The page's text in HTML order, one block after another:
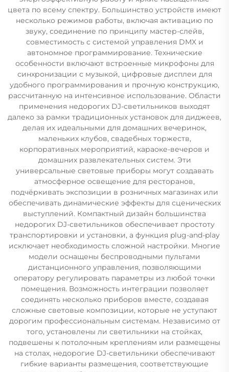
цвета по всему спектру. Большинство устройств имеют
несколько режимов работы, включая активацию по
звуку, соединение по принципу мастер-слейв,
совместимость с системой управления DMX и
автономное программирование. Технические
особенности включают встроенные микрофоны для
синхронизации с музыкой, цифровые дисплеи для
удобного программирования и прочную конструкцию,
рассчитанную на интенсивное использование. Области
применения недорогих DJ-светильников выходят
далеко за рамки традиционных установок для диджеев,
делая их идеальными для домашних вечеринок,
маленьких клубов, свадебных торжеств,
корпоративных мероприятий, караоке-вечеров и
домашних развлекательных систем. Эти
универсальные световые приборы могут создавать
атмосферное освещение для ресторанов,
подчёркивать экспозиции в розничных магазинах или
обеспечивать динамические эффекты для сценических
выступлений. Компактный дизайн большинства
недорогих DJ-светильников обеспечивает простоту
транспортировки и установки, а функция plug-and-play
исключает необходимость сложной настройки. Многие
модели оснащены беспроводными пультами
дистанционного управления, позволяющими
оператору регулировать параметры из любой точки
помещения. Возможность интеграции позволяет
соединять несколько приборов вместе, создавая
сложные световые композиции, которые не уступают
дорогим профессиональным системам. Независимо от
того, установлены ли светильники на стойках,
подвешены к потолочным креплениям или размещены
на столах, недорогие DJ-светильники обеспечивают
гибкие варианты размещения, соответствующие